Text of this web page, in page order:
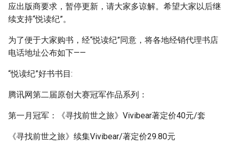
应出版商要求，暂停更新，请大家多谅解。希望大家以后继
续支持“悦读纪”。
为了便于大家购书，经“悦读纪”同意，将各地经销代理书店
电话地址公布如下——
“悦读纪”好书书目:
腾讯网第二届原创大赛冠军作品系列：
第一月冠军：《寻找前世之旅》Vivibear著定价40元/套
《寻找前世之旅》续集Vivibear/著定价29.80元